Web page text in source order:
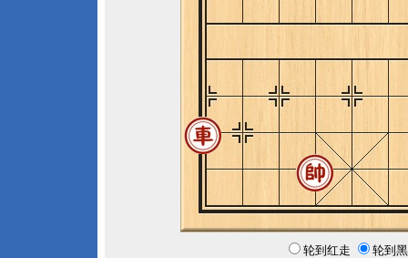
轮到红走 轮到